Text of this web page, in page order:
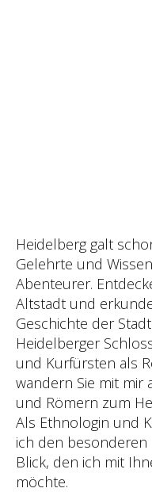
Heidelberg galt
Gelehrte und
Abenteurer.
Altstadt und
Geschichte der
Heidelberger
und Kurfürsten als
wandern Sie mit mir
und Römern zum
Als Ethnologin und
ich den besonderen
Blick, den ich mit
möchte.